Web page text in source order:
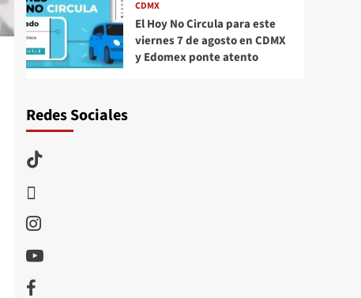
CDMX
El Hoy No Circula para este
viernes 7 de agosto en CDMX
y Edomex ponte atento
Redes Sociales
TikTok
Instagram
Youtube
Facebook